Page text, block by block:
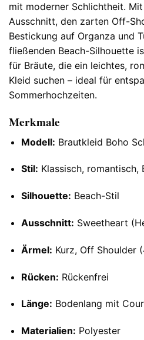
mit moderner Schlichtheit.
Ausschnitt, den zarten Off-
Bestickung auf Organza und
fließenden Beach-Silhouette
für Bräute, die ein leichtes,
Kleid suchen – ideal für
Sommerhochzeiten.
Merkmale
Modell: Brautkleid Boho
Stil: Klassisch,
Silhouette: Beach-Stil
Ausschnitt: Sweetheart
Ärmel: Kurz, Off Shoulder
Rücken: Rückenfrei
Länge: Bodenlang mit
Materialien: Polyester